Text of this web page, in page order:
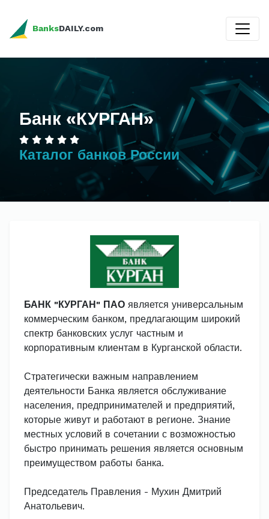
BanksDAILY.com
Банк «КУРГАН»
Каталог банков России
БАНК "КУРГАН" ПАО является универсальным
коммерческим банком, предлагающим широкий
спектр банковских услуг частным и
корпоративным клиентам в Курганской области.
Стратегически важным направлением
деятельности Банка является обслуживание
населения, предпринимателей и предприятий,
которые живут и работают в регионе. Знание
местных условий в сочетании с возможностью
быстро принимать решения является основным
преимуществом работы банка.
Председатель Правления - Мухин Дмитрий
Анатольевич.